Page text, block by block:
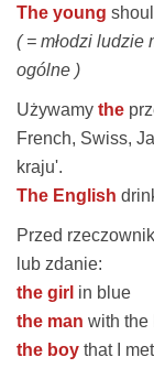
The young
( = młodzi
ogólne )
Używamy the
French, Swiss,
kraju'.
The English
Przed
lub zdanie:
the girl in blue
the man with the
the boy that I met